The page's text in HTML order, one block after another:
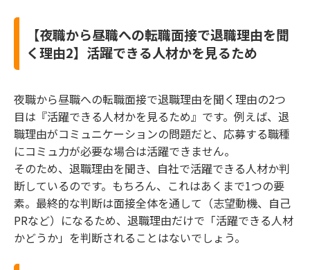
【夜職から昼職への転職面接で退職理由を聞
く理由2】活躍できる人材かを見るため
夜職から昼職への転職面接で退職理由を聞く理由の2つ
目は『活躍できる人材かを見るため』です。例えば、退
職理由がコミュニケーションの問題だと、応募する職種
にコミュ力が必要な場合は活躍できません。
そのため、退職理由を聞き、自社で活躍できる人材か判
断しているのです。もちろん、これはあくまで1つの要
素。最終的な判断は面接全体を通して（志望動機、自己
PRなど）になるため、退職理由だけで「活躍できる人材
かどうか」を判断されることはないでしょう。